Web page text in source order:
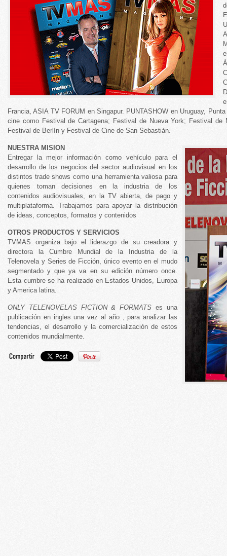
Francia, ASIA TV FORUM en Singapur. PUNTASHOW en Uruguay,
cine como Festival de Cartagena; Festival de Nueva York; Festival
Festival de Berlín y Festival de Cine de San Sebastián.
NUESTRA MISION
Entregar la mejor información como vehículo para el
desarrollo de los negocios del sector audiovisual en los
distintos trade shows como una herramienta valiosa para
quienes toman decisiones en la industria de los
contenidos audiovisuales, en la TV abierta, de pago y
multiplataforma. Trabajamos para apoyar la distribución
de ideas, conceptos, formatos y contenidos
OTROS PRODUCTOS Y SERVICIOS
TVMAS organiza bajo el liderazgo de su creadora y
directora la Cumbre Mundial de la Industria de la
Telenovela y Series de Ficción, único evento en el mudo
segmentado y que ya va en su edición número once.
Esta cumbre se ha realizado en Estados Unidos, Europa
y America latina.
ONLY TELENOVELAS FICTION & FORMATS es una
publicación en ingles una vez al año , para analizar las
tendencias, el desarrollo y la comercialización de estos
contenidos mundialmente.